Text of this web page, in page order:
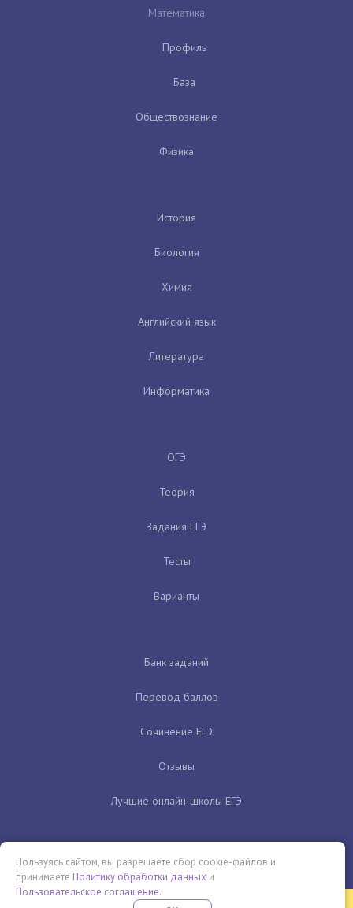
Математика
Профиль
База
Обществознание
Физика
История
Биология
Химия
Английский язык
Литература
Информатика
ОГЭ
Теория
Задания ЕГЭ
Тесты
Варианты
Банк заданий
Перевод баллов
Сочинение ЕГЭ
Отзывы
Лучшие онлайн-школы ЕГЭ
Пользуясь сайтом, вы разрешаете сбор cookie-файлов и
принимаете Политику обработки данных и
Пользовательское соглашение.